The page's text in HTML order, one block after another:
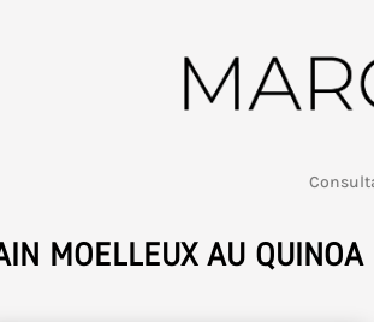
MOELLEUX AU